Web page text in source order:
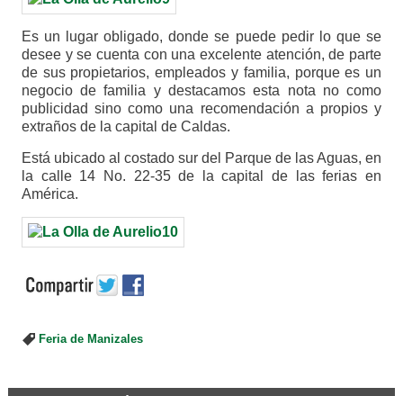
Es un lugar obligado, donde se puede pedir lo que se
desee y se cuenta con una excelente atención, de parte
de sus propietarios, empleados y familia, porque es un
negocio de familia y destacamos esta nota no como
publicidad sino como una recomendación a propios y
extraños de la capital de Caldas.
Está ubicado al costado sur del Parque de las Aguas, en
la calle 14 No. 22-35 de la capital de las ferias en
América.
Feria de Manizales